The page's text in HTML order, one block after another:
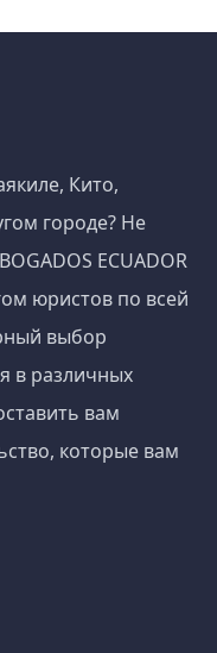
Кито,
городе? Не
ECUADOR
юристов по всей
выбор
в различных
вам
которые вам